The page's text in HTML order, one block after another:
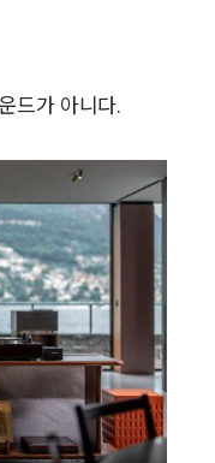
드가 아니다.